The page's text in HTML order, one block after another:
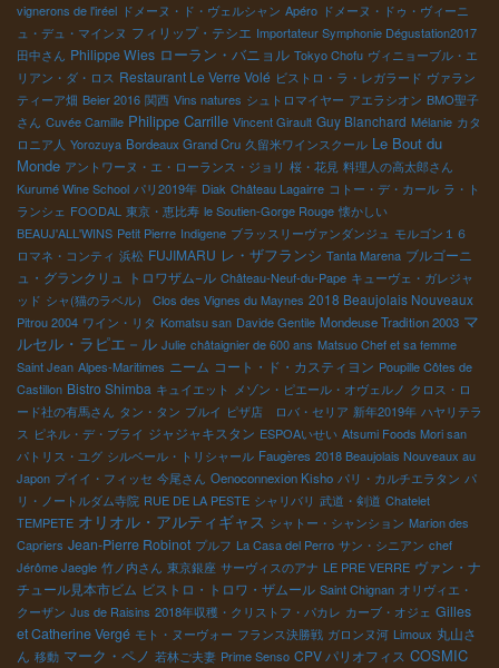
vignerons de l'iréel ドメーヌ・ド・ヴェルシャン Apéro ドメーヌ・ドゥ・ヴィーニ
ュ・デュ・マインヌ フィリップ・テシエ Importateur Symphonie Dégustation2017
田中さん Philippe Wies ローラン・バニョル Tokyo Chofu ヴィニョーブル・エ
リアン・ダ・ロス Restaurant Le Verre Volé ビストロ・ラ・レガラード ヴァラン
ティーア畑 Beier 2016 関西 Vins natures シュトロマイヤー アエラシオン BMO聖子
さん Cuvée Camille Philippe Carrille Vincent Girault Guy Blanchard Mélanie カタ
ロニア人 Yorozuya Bordeaux Grand Cru 久留米ワインスクール Le Bout du
Monde アントワーヌ・エ・ローランス・ジョリ 桜・花見 料理人の高太郎さん
Kurumé Wine School パリ2019年 Diak Château Lagairre コトー・デ・カール ラ・ト
ランシェ FOODAL 東京・恵比寿 le Soutien-Gorge Rouge 懐かしい
BEAUJ'ALL'WINS Petit Pierre Indigene ブラッスリーヴァンダンジュ モルゴン１６
ロマネ・コンティ 浜松 FUJIMARU レ・ザフランシ Tanta Marena ブルゴーニ
ュ・グランクリュ
トロワザム−ル Château-Neuf-du-Pape キューヴェ・ガレジャ
ッド シャ(猫のラベル） Clos des Vignes du Maynes 2018 Beaujolais Nouveaux
Pitrou 2004 ワイン・リタ Komatsu san Davide Gentile Mondeuse Tradition 2003 マ
ルセル・ラピエ－ル Julie châtaignier de 600 ans Matsuo Chef et sa femme
Saint Jean Alpes-Maritimes ニーム コート・ド・カスティヨン Poupille Côtes de
Castillon Bistro Shimba キュイエット メゾン・ピエール・オヴェルノ クロス・ロ
ード社の有馬さん タン・タン ブルイ ピザ店 ロバ・セリア 新年2019年 ハヤリテラ
ス ピネル・デ・ブライ ジャジャキスタン ESPOAいせい Atsumi Foods Mori san
パトリス・ユグ シルベール・トリシャール Faugères 2018 Beaujolais Nouveaux au
Japon プイイ・フィッセ 今尾さん Oenoconnexion Kisho パリ・カルチエラタン パ
リ・ノートルダム寺院 RUE DE LA PESTE シャリバリ 武道・剣道 Chatelet
TEMPETE オリオル・アルティギャス シャトー・シャンション Marion des
Capriers Jean-Pierre Robinot プルフ La Casa del Perro サン・シニアン chef
Jérôme Jaegle 竹ノ内さん 東京銀座 サーヴィスのアナ LE PRE VERRE ヴァン・ナ
チュール見本市ビム ビストロ・トロワ・ザムール Saint Chignan オリヴィエ・
クーザン Jus de Raisins 2018年収穫・クリストフ・パカレ カーブ・オジェ Gilles
et Catherine Vergé モト・ヌーヴォー フランス決勝戦 ガロンヌ河 Limoux 丸山さ
ん 移動 マーク・ペノ 若林ご夫妻 Prime Senso CPV パリオフィス COSMIC